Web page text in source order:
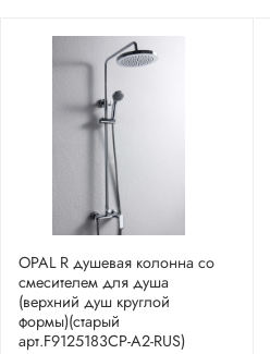
OPAL R душевая колонна со
смесителем для душа
(верхний душ круглой
формы)(старый
арт.F9125183CP-A2-RUS)